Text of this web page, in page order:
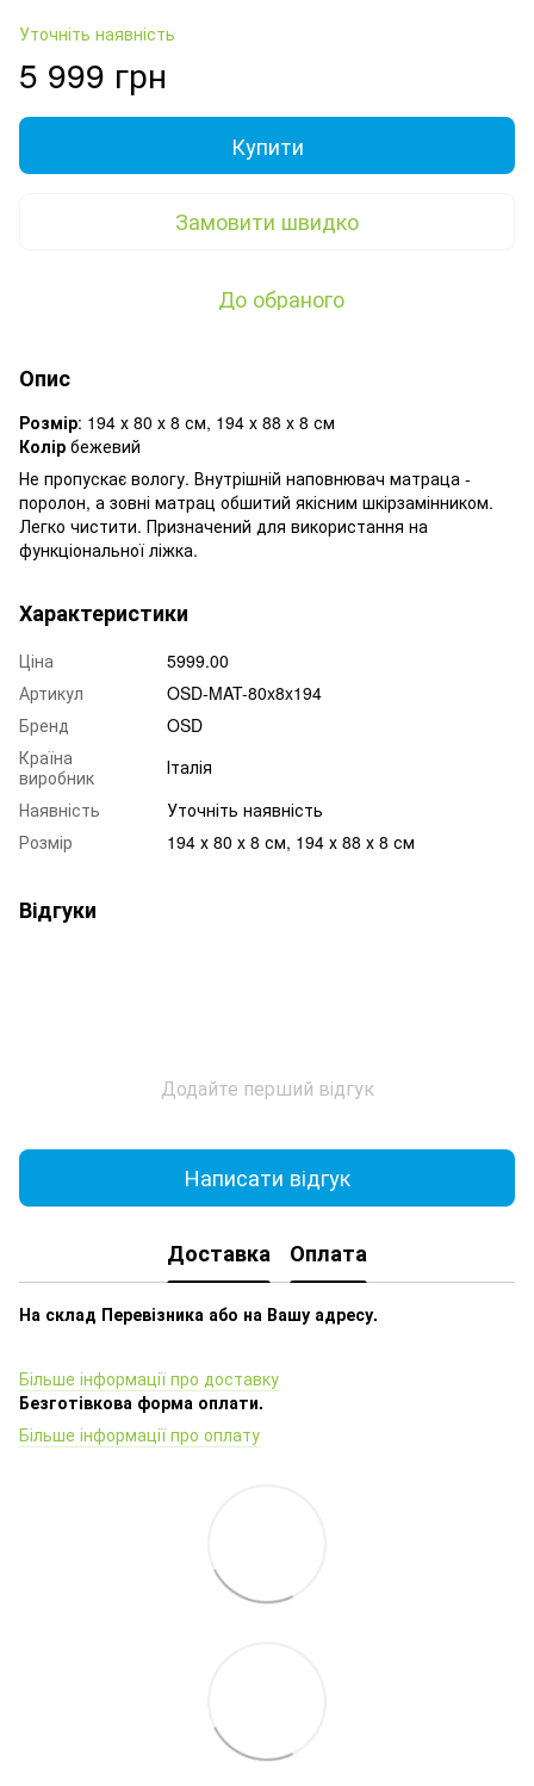
Уточніть наявність
5 999 грн
Купити
Замовити швидко
До обраного
Опис
Розмір: 194 х 80 х 8 см, 194 х 88 х 8 см
Колір бежевий
Не пропускає вологу. Внутрішній наповнювач матраца -
поролон, а зовні матрац обшитий якісним шкірзамінником.
Легко чистити. Призначений для використання на
функціональної ліжка.
Характеристики
Ціна
5999.00
Артикул
OSD-MAT-80x8x194
Бренд
OSD
Країна
виробник
Італія
Наявність
Уточніть наявність
Розмір
194 х 80 х 8 см, 194 х 88 х 8 см
Відгуки
Додайте перший відгук
Написати відгук
Доставка Оплата
На склад Перевізника або на Вашу адресу.
Більше інформації про доставку
Безготівкова форма оплати.
Більше інформації про оплату